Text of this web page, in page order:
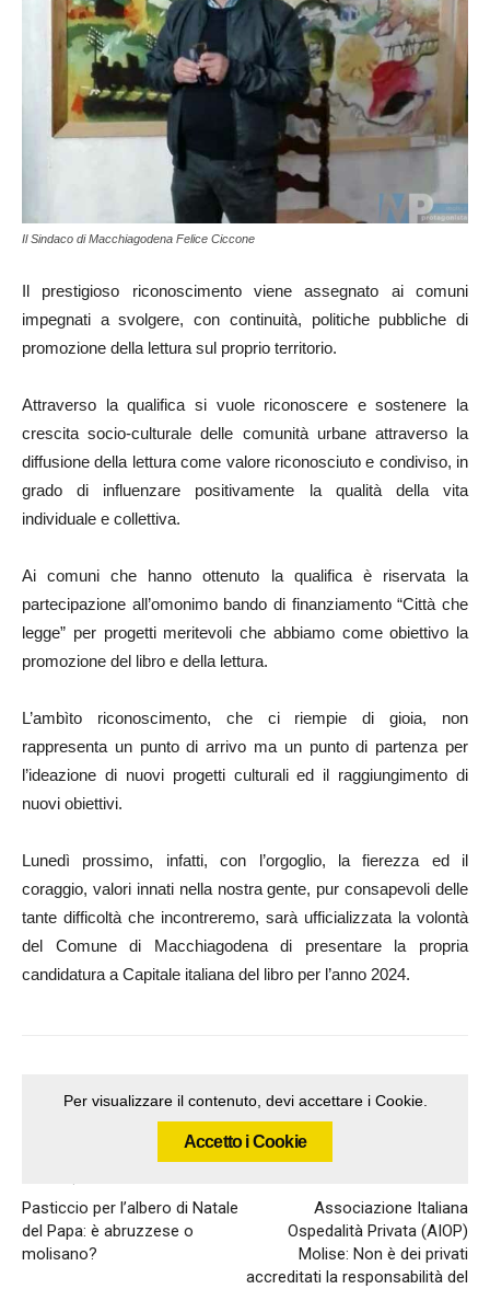
Il Sindaco di Macchiagodena Felice Ciccone
Il prestigioso riconoscimento viene assegnato ai comuni
impegnati a svolgere, con continuità, politiche pubbliche di
promozione della lettura sul proprio territorio.
Attraverso la qualifica si vuole riconoscere e sostenere la
crescita socio-culturale delle comunità urbane attraverso la
diffusione della lettura come valore riconosciuto e condiviso, in
grado di influenzare positivamente la qualità della vita
individuale e collettiva.
Ai comuni che hanno ottenuto la qualifica è riservata la
partecipazione all’omonimo bando di finanziamento “Città che
legge” per progetti meritevoli che abbiamo come obiettivo la
promozione del libro e della lettura.
L’ambìto riconoscimento, che ci riempie di gioia, non
rappresenta un punto di arrivo ma un punto di partenza per
l’ideazione di nuovi progetti culturali ed il raggiungimento di
nuovi obiettivi.
Lunedì prossimo, infatti, con l’orgoglio, la fierezza ed il
coraggio, valori innati nella nostra gente, pur consapevoli delle
tante difficoltà che incontreremo, sarà ufficializzata la volontà
del Comune di Macchiagodena di presentare la propria
candidatura a Capitale italiana del libro per l’anno 2024.
Per visualizzare il contenuto, devi accettare i Cookie.
Accetto i Cookie
Pasticcio per l’albero di Natale
del Papa: è abruzzese o
molisano?
Associazione Italiana
Ospedalità Privata (AIOP)
Molise: Non è dei privati
accreditati la responsabilità del